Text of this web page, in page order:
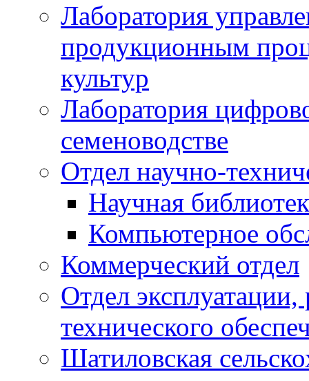
Лаборатория
продукционным
культур
Лаборатория
семеноводстве
Отдел научно-
Научная
Компьютерное
Коммерческий отдел
Отдел
технического
Шатиловская